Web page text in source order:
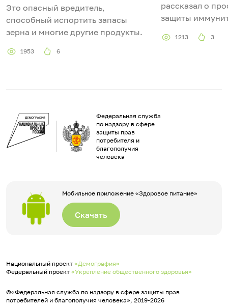
Это опасный вредитель,
способный испортить запасы
зерна и многие другие продукты.
1953 6
рассказал о
защиты
1213 3
Федеральная служба
по надзору в сфере
защиты прав
потребителя и
благополучия
человека
Мобильное приложение «Здоровое питание»
Скачать
Национальный проект «Демография»
Федеральный проект «Укрепление общественного здоровья»
©«Федеральная служба по надзору в сфере защиты прав
потребителей и благополучия человека», 2019-2026